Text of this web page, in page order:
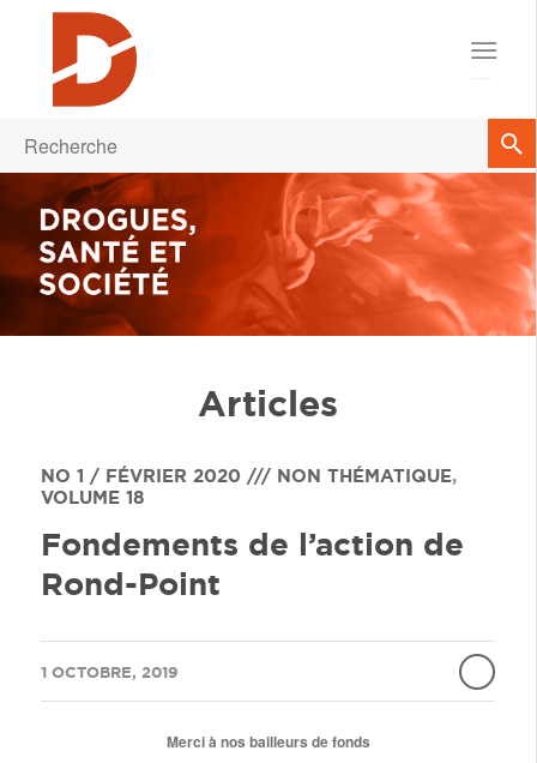
Articles
NO 1 / FÉVRIER 2020 /// NON THÉMATIQUE,
VOLUME 18
Fondements de l’action de
Rond-Point
1 OCTOBRE, 2019
/
Merci à nos bailleurs de fonds